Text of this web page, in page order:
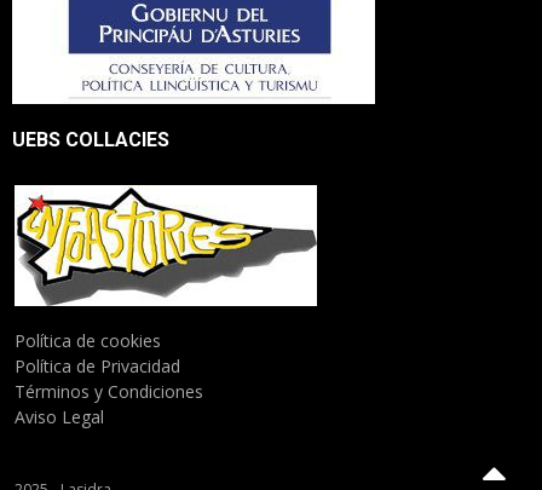
UEBS COLLACIES
Política de cookies
Política de Privacidad
Términos y Condiciones
Aviso Legal